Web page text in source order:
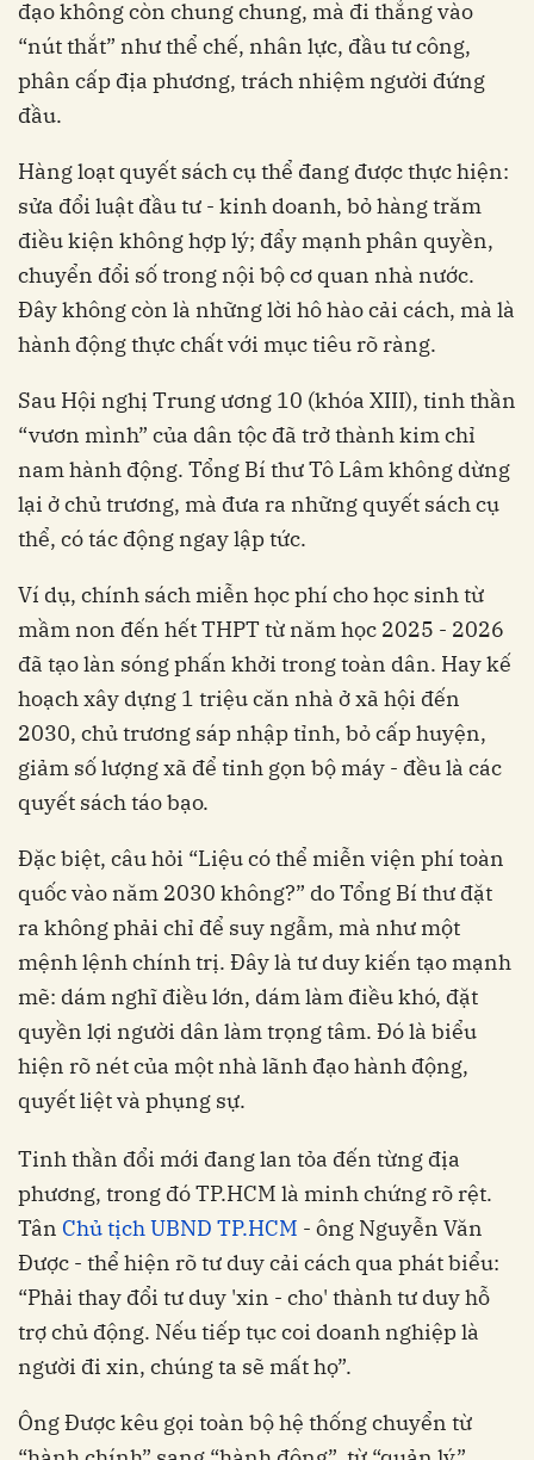
đạo không còn chung chung, mà đi thẳng vào
“nút thắt” như thể chế, nhân lực, đầu tư công,
phân cấp địa phương, trách nhiệm người đứng
đầu.
Hàng loạt quyết sách cụ thể đang được thực hiện:
sửa đổi luật đầu tư - kinh doanh, bỏ hàng trăm
điều kiện không hợp lý; đẩy mạnh phân quyền,
chuyển đổi số trong nội bộ cơ quan nhà nước.
Đây không còn là những lời hô hào cải cách, mà là
hành động thực chất với mục tiêu rõ ràng.
Sau Hội nghị Trung ương 10 (khóa XIII), tinh thần
“vươn mình” của dân tộc đã trở thành kim chỉ
nam hành động. Tổng Bí thư Tô Lâm không dừng
lại ở chủ trương, mà đưa ra những quyết sách cụ
thể, có tác động ngay lập tức.
Ví dụ, chính sách miễn học phí cho học sinh từ
mầm non đến hết THPT từ năm học 2025 - 2026
đã tạo làn sóng phấn khởi trong toàn dân. Hay kế
hoạch xây dựng 1 triệu căn nhà ở xã hội đến
2030, chủ trương sáp nhập tỉnh, bỏ cấp huyện,
giảm số lượng xã để tinh gọn bộ máy - đều là các
quyết sách táo bạo.
Đặc biệt, câu hỏi “Liệu có thể miễn viện phí toàn
quốc vào năm 2030 không?” do Tổng Bí thư đặt
ra không phải chỉ để suy ngẫm, mà như một
mệnh lệnh chính trị. Đây là tư duy kiến tạo mạnh
mẽ: dám nghĩ điều lớn, dám làm điều khó, đặt
quyền lợi người dân làm trọng tâm. Đó là biểu
hiện rõ nét của một nhà lãnh đạo hành động,
quyết liệt và phụng sự.
Tinh thần đổi mới đang lan tỏa đến từng địa
phương, trong đó TP.HCM là minh chứng rõ rệt.
Tân Chủ tịch UBND TP.HCM - ông Nguyễn Văn
Được - thể hiện rõ tư duy cải cách qua phát biểu:
“Phải thay đổi tư duy 'xin - cho' thành tư duy hỗ
trợ chủ động. Nếu tiếp tục coi doanh nghiệp là
người đi xin, chúng ta sẽ mất họ”.
Ông Được kêu gọi toàn bộ hệ thống chuyển từ